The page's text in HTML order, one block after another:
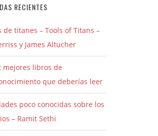
RECIENTES
de titanes – Tools of Titans –
y James Altucher
mejores libros de
que deberías leer
poco conocidas sobre los
– Ramit Sethi